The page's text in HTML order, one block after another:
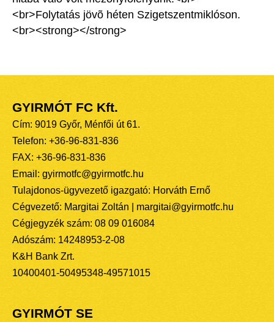
<br>Folytatás jövõ héten Szigetszentmiklóson.
<br><strong></strong>
GYIRMÓT FC Kft.
Cím: 9019 Győr, Ménfői út 61.
Telefon: +36-96-831-836
FAX: +36-96-831-836
Email: gyirmotfc@gyirmotfc.hu
Tulajdonos-ügyvezető igazgató: Horváth Ernő
Cégvezető: Margitai Zoltán | margitai@gyirmotfc.hu
Cégjegyzék szám: 08 09 016084
Adószám: 14248953-2-08
K&H Bank Zrt.
10400401-50495348-49571015
GYIRMÓT SE